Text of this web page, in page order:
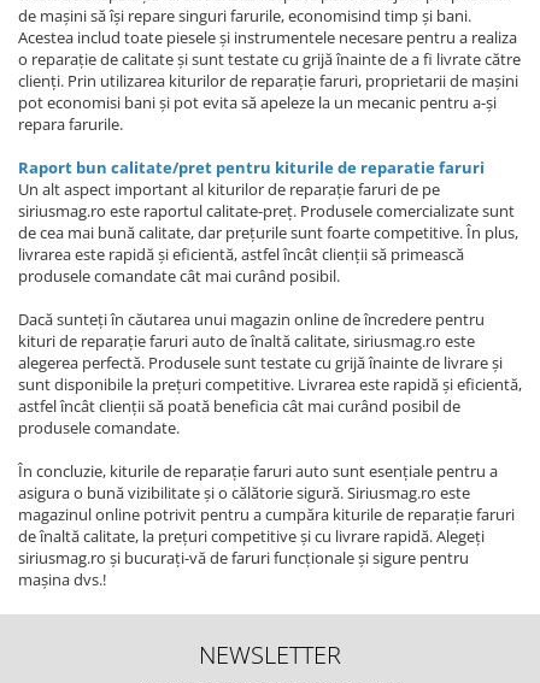
de mașini să își repare singuri farurile, economisind timp și bani.
Acestea includ toate piesele și instrumentele necesare pentru a realiza
o reparație de calitate și sunt testate cu grijă înainte de a fi livrate către
clienți. Prin utilizarea kiturilor de reparație faruri, proprietarii de mașini
pot economisi bani și pot evita să apeleze la un mecanic pentru a-și
repara farurile.
Raport bun calitate/pret pentru kiturile de reparatie faruri
Un alt aspect important al kiturilor de reparație faruri de pe
siriusmag.ro este raportul calitate-preț. Produsele comercializate sunt
de cea mai bună calitate, dar prețurile sunt foarte competitive. În plus,
livrarea este rapidă și eficientă, astfel încât clienții să primească
produsele comandate cât mai curând posibil.
Dacă sunteți în căutarea unui magazin online de încredere pentru
kituri de reparație faruri auto de înaltă calitate, siriusmag.ro este
alegerea perfectă. Produsele sunt testate cu grijă înainte de livrare și
sunt disponibile la prețuri competitive. Livrarea este rapidă și eficientă,
astfel încât clienții să poată beneficia cât mai curând posibil de
produsele comandate.
În concluzie, kiturile de reparație faruri auto sunt esențiale pentru a
asigura o bună vizibilitate și o călătorie sigură. Siriusmag.ro este
magazinul online potrivit pentru a cumpăra kiturile de reparație faruri
de înaltă calitate, la prețuri competitive și cu livrare rapidă. Alegeți
siriusmag.ro și bucurați-vă de faruri funcționale și sigure pentru
mașina dvs.!
NEWSLETTER